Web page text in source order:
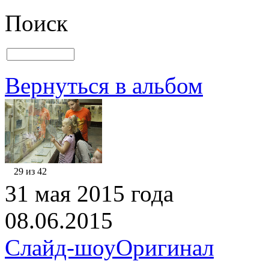
Поиск
Вернуться в альбом
29 из 42
31 мая 2015 года
08.06.2015
Слайд-шоуОригинал